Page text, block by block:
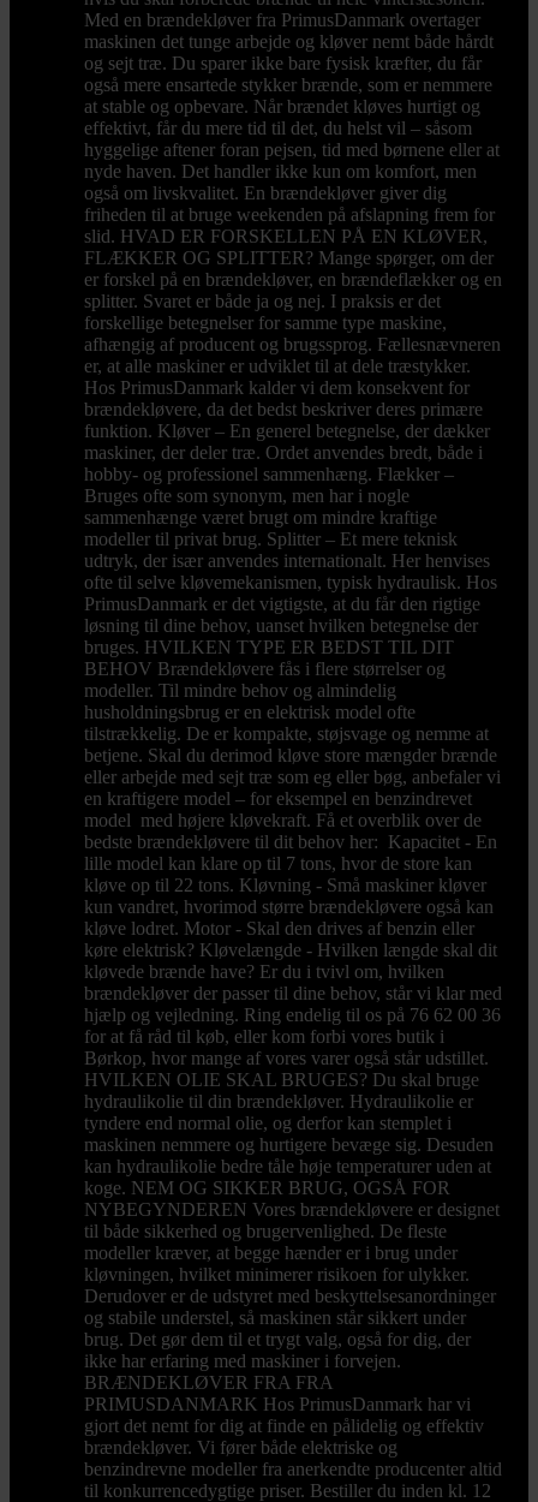
Med en brændekløver fra PrimusDanmark overtager
maskinen det tunge arbejde og kløver nemt både hårdt
og sejt træ. Du sparer ikke bare fysisk kræfter, du får
også mere ensartede stykker brænde, som er nemmere
at stable og opbevare. Når brændet kløves hurtigt og
effektivt, får du mere tid til det, du helst vil – såsom
hyggelige aftener foran pejsen, tid med børnene eller at
nyde haven. Det handler ikke kun om komfort, men
også om livskvalitet. En brændekløver giver dig
friheden til at bruge weekenden på afslapning frem for
slid. HVAD ER FORSKELLEN PÅ EN KLØVER,
FLÆKKER OG SPLITTER? Mange spørger, om der
er forskel på en brændekløver, en brændeflækker og en
splitter. Svaret er både ja og nej. I praksis er det
forskellige betegnelser for samme type maskine,
afhængig af producent og brugssprog. Fællesnævneren
er, at alle maskiner er udviklet til at dele træstykker.
Hos PrimusDanmark kalder vi dem konsekvent for
brændekløvere, da det bedst beskriver deres primære
funktion. Kløver – En generel betegnelse, der dækker
maskiner, der deler træ. Ordet anvendes bredt, både i
hobby- og professionel sammenhæng. Flækker –
Bruges ofte som synonym, men har i nogle
sammenhænge været brugt om mindre kraftige
modeller til privat brug. Splitter – Et mere teknisk
udtryk, der især anvendes internationalt. Her henvises
ofte til selve kløvemekanismen, typisk hydraulisk. Hos
PrimusDanmark er det vigtigste, at du får den rigtige
løsning til dine behov, uanset hvilken betegnelse der
bruges. HVILKEN TYPE ER BEDST TIL DIT
BEHOV Brændekløvere fås i flere størrelser og
modeller. Til mindre behov og almindelig
husholdningsbrug er en elektrisk model ofte
tilstrækkelig. De er kompakte, støjsvage og nemme at
betjene. Skal du derimod kløve store mængder brænde
eller arbejde med sejt træ som eg eller bøg, anbefaler vi
en kraftigere model – for eksempel en benzindrevet
model med højere kløvekraft. Få et overblik over de
bedste brændekløvere til dit behov her: Kapacitet - En
lille model kan klare op til 7 tons, hvor de store kan
kløve op til 22 tons. Kløvning - Små maskiner kløver
kun vandret, hvorimod større brændekløvere også kan
kløve lodret. Motor - Skal den drives af benzin eller
køre elektrisk? Kløvelængde - Hvilken længde skal dit
kløvede brænde have? Er du i tvivl om, hvilken
brændekløver der passer til dine behov, står vi klar med
hjælp og vejledning. Ring endelig til os på 76 62 00 36
for at få råd til køb, eller kom forbi vores butik i
Børkop, hvor mange af vores varer også står udstillet.
HVILKEN OLIE SKAL BRUGES? Du skal bruge
hydraulikolie til din brændekløver. Hydraulikolie er
tyndere end normal olie, og derfor kan stemplet i
maskinen nemmere og hurtigere bevæge sig. Desuden
kan hydraulikolie bedre tåle høje temperaturer uden at
koge. NEM OG SIKKER BRUG, OGSÅ FOR
NYBEGYNDEREN Vores brændekløvere er designet
til både sikkerhed og brugervenlighed. De fleste
modeller kræver, at begge hænder er i brug under
kløvningen, hvilket minimerer risikoen for ulykker.
Derudover er de udstyret med beskyttelsesanordninger
og stabile understel, så maskinen står sikkert under
brug. Det gør dem til et trygt valg, også for dig, der
ikke har erfaring med maskiner i forvejen.
BRÆNDEKLØVER FRA FRA
PRIMUSDANMARK Hos PrimusDanmark har vi
gjort det nemt for dig at finde en pålidelig og effektiv
brændekløver. Vi fører både elektriske og
benzindrevne modeller fra anerkendte producenter altid
til konkurrencedygtige priser. Bestiller du inden kl. 12